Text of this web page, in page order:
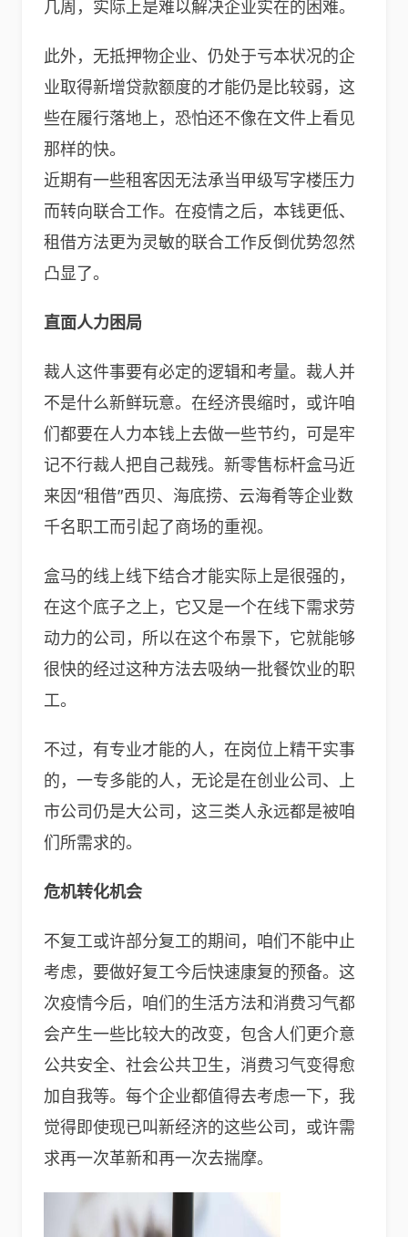
几周，实际上是难以解决企业实在的困难。
此外，无抵押物企业、仍处于亏本状况的企
业取得新增贷款额度的才能仍是比较弱，这
些在履行落地上，恐怕还不像在文件上看见
那样的快。
近期有一些租客因无法承当甲级写字楼压力
而转向联合工作。在疫情之后，本钱更低、
租借方法更为灵敏的联合工作反倒优势忽然
凸显了。
直面人力困局
裁人这件事要有必定的逻辑和考量。裁人并
不是什么新鲜玩意。在经济畏缩时，或许咱
们都要在人力本钱上去做一些节约，可是牢
记不行裁人把自己裁残。新零售标杆盒马近
来因“租借”西贝、海底捞、云海肴等企业数
千名职工而引起了商场的重视。
盒马的线上线下结合才能实际上是很强的，
在这个底子之上，它又是一个在线下需求劳
动力的公司，所以在这个布景下，它就能够
很快的经过这种方法去吸纳一批餐饮业的职
工。
不过，有专业才能的人，在岗位上精干实事
的，一专多能的人，无论是在创业公司、上
市公司仍是大公司，这三类人永远都是被咱
们所需求的。
危机转化机会
不复工或许部分复工的期间，咱们不能中止
考虑，要做好复工今后快速康复的预备。这
次疫情今后，咱们的生活方法和消费习气都
会产生一些比较大的改变，包含人们更介意
公共安全、社会公共卫生，消费习气变得愈
加自我等。每个企业都值得去考虑一下，我
觉得即使现已叫新经济的这些公司，或许需
求再一次革新和再一次去揣摩。